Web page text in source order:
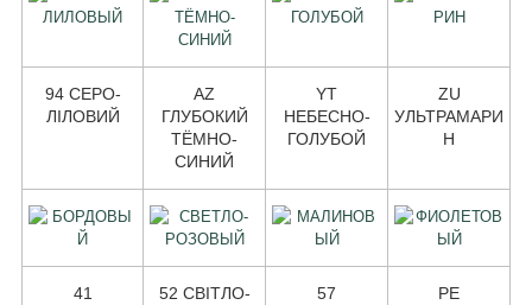
94 СЕРО-
ЛІЛОВИЙ
AZ
ГЛУБОКИЙ
ТЁМНО-
СИНИЙ
YT
НЕБЕСНО-
ГОЛУБОЙ
ZU
УЛЬТРАМАРИ
Н
41
52 СВІТЛО-
57
PE